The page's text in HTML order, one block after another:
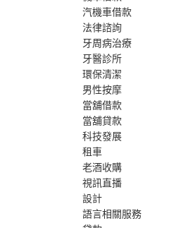
汽機車借款
法律諮詢
牙周病治療
牙醫診所
環保清潔
男性按摩
當舖借款
當舖貸款
科技發展
租車
老酒收購
視訊直播
設計
語言相關服務